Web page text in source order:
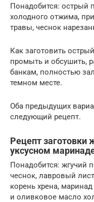
Понадобится: острый
холодного отжима,
травы, чеснок
Как заготовить
промыть и обсушить,
банкам, полностью
темном месте.
Оба предыдущих
следующий рецепт.
Рецепт заготовки
уксусном
Понадобится: жгучий
чеснок, лавровый
корень хрена,
и оливковое масло